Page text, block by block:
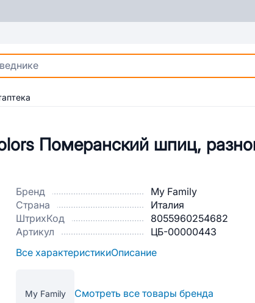
Померанский шпиц,
Бренд
My Family
Страна
Италия
ШтрихКод
8055960254682
Артикул
ЦБ-00000443
Все характеристикиОписание
My Family Смотреть все товары бренда